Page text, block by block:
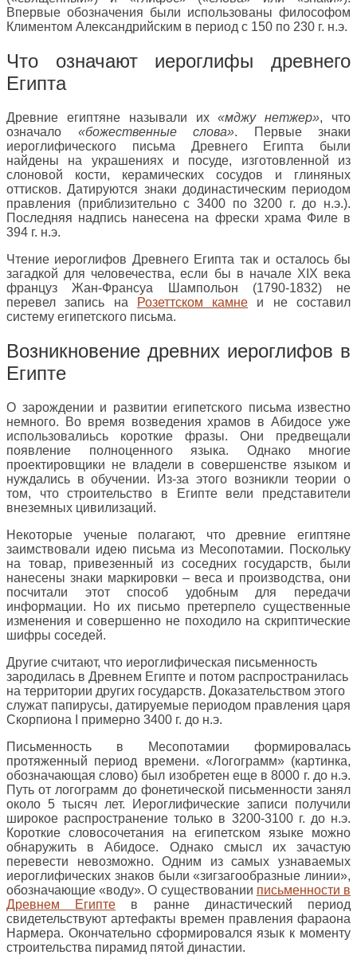
Впервые обозначения были использованы философом
Климентом Александрийским в период с 150 по 230 г. н.э.
Что означают иероглифы древнего
Египта
Древние египтяне называли их«мджу нетжер», что
означало «божественные слова». Первые знаки
иероглифического письма Древнего Египта были
найдены на украшениях и посуде, изготовленной из
слоновой кости, керамических сосудов и глиняных
оттисков. Датируются знаки додинастическим периодом
правления (приблизительно с 3400 по 3200 г. до н.э.).
Последняя надпись нанесена на фрески храма Филе в
394 г. н.э.
Чтение иероглифов Древнего Египта так и осталось бы
загадкой для человечества, если бы в начале XIX века
француз Жан-Франсуа Шампольон (1790-1832) не
перевел запись на
Розеттском камне и не составил
систему египетского письма.
Возникновение древних иероглифов в
Египте
О зарождении и развитии египетского письма известно
немного. Во время возведения храмов в Абидосе уже
использовалиьсь короткие фразы. Они предвещали
появление полноценного языка. Однако многие
проектировщики не владели в совершенстве языком и
нуждались в обучении. Из-за этого возникли теории о
том, что строительство в Египте вели представители
внеземных цивилизаций.
Некоторые ученые полагают, что древние египтяне
заимствовали идею письма из Месопотамии. Поскольку
на товар, привезенный из соседних государств, были
нанесены знаки маркировки – веса и производства, они
посчитали этот способ удобным для передачи
информации. Но их письмо претерпело существенные
изменения и совершенно не походило на скриптические
шифры соседей.
Другие считают, что иероглифическая письменность
зародилась в Древнем Египте и потом распространилась
на территории других государств. Доказательством этого
служат папирусы, датируемые периодом правления царя
Скорпиона I примерно 3400 г. до н.э.
Письменность в Месопотамии формировалась
протяженный период времени. «Логограмм» (картинка,
обозначающая слово) был изобретен еще в 8000 г. до н.э.
Путь от логограмм до фонетической письменности занял
около 5 тысяч лет. Иероглифические записи получили
широкое распространение только в 3200-3100 г. до н.э.
Короткие словосочетания на египетском языке можно
обнаружить в Абидосе. Однако смысл их зачастую
перевести невозможно. Одним из самых узнаваемых
иероглифических знаков были «зигзагообразные линии»,
обозначающие «воду». О существовании письменности в
Древнем Египте в ранне династический период
свидетельствуют артефакты времен правления фараона
Нармера. Окончательно сформировался язык к моменту
строительства пирамид пятой династии.